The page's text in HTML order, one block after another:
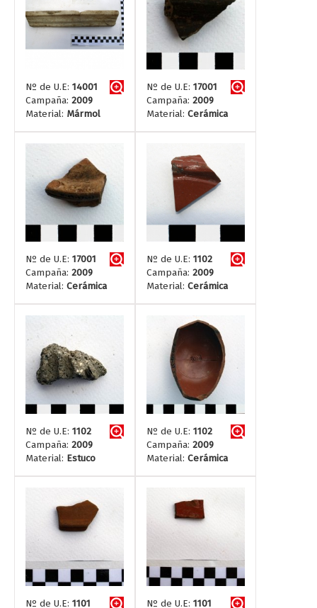
Nº de U.E: 14001
Campaña: 2009
Material: Mármol
Nº de U.E: 17001
Campaña: 2009
Material: Cerámica
Nº de U.E: 17001
Campaña: 2009
Material: Cerámica
Nº de U.E: 1102
Campaña: 2009
Material: Cerámica
Nº de U.E: 1102
Campaña: 2009
Material: Estuco
Nº de U.E: 1102
Campaña: 2009
Material: Cerámica
Nº de U.E: 1101
Nº de U.E: 1101